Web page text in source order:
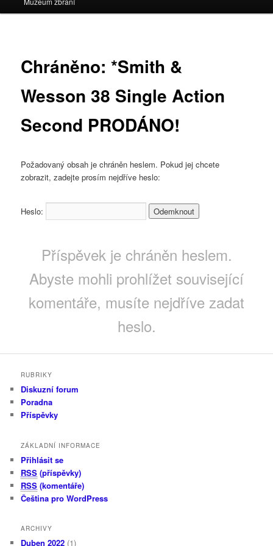
Chráněno: *Smith &
Wesson 38 Single Action
Second PRODÁNO!
Požadovaný obsah je chráněn heslem. Pokud jej chcete
zobrazit, zadejte prosím nejdříve heslo:
Heslo:
Příspěvek je chráněn heslem.
Abyste mohli prohlížet související
komentáře, musíte nejdříve zadat
heslo.
RUBRIKY
Diskuzní forum
Poradna
Příspěvky
ZÁKLADNÍ INFORMACE
Přihlásit se
RSS (příspěvky)
RSS (komentáře)
Čeština pro WordPress
ARCHIVY
Duben 2022 (1)